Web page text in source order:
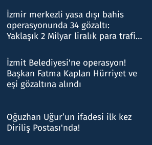
İzmir merkezli yasa dışı bahis
operasyonunda 34 gözaltı:
Yaklaşık 2 Milyar liralık para trafiği
İzmit Belediyesi'ne operasyon!
Başkan Fatma Kaplan Hürriyet ve
eşi gözaltına alındı
Oğuzhan Uğur’un ifadesi ilk kez
Diriliş Postası'nda!